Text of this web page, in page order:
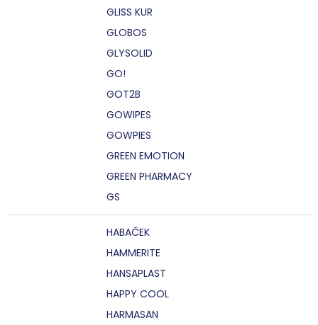
GLISS KUR
GLOBOS
GLYSOLID
GO!
GOT2B
GOWIPES
GOWPIES
GREEN EMOTION
GREEN PHARMACY
GS
HABAČEK
HAMMERITE
HANSAPLAST
HAPPY COOL
HARMASAN